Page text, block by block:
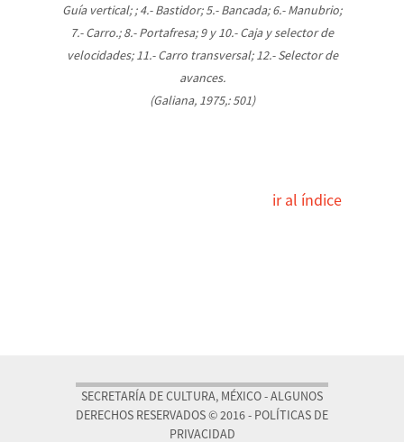
Guía vertical; ; 4.- Bastidor; 5.- Bancada; 6.- Manubrio;
7.- Carro.; 8.- Portafresa; 9 y 10.- Caja y selector de
velocidades; 11.- Carro transversal; 12.- Selector de
avances.
(Galiana, 1975,: 501)
ir al índice
SECRETARÍA DE CULTURA, MÉXICO - ALGUNOS
DERECHOS RESERVADOS © 2016 - POLÍTICAS DE
PRIVACIDAD